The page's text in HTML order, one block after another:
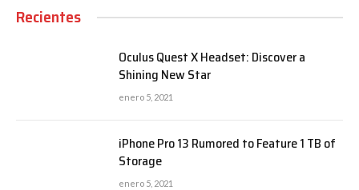
Recientes
Oculus Quest X Headset: Discover a
Shining New Star
enero 5, 2021
iPhone Pro 13 Rumored to Feature 1 TB of
Storage
enero 5, 2021